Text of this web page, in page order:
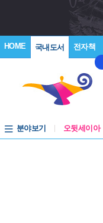
HOME 국내도서 전자책
분야보기 오뒷세이아